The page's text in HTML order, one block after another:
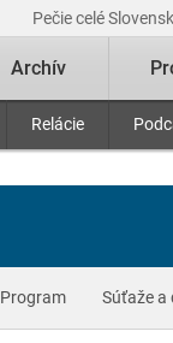
Pečie celé
Relácie
Archív
Program Súťaže a